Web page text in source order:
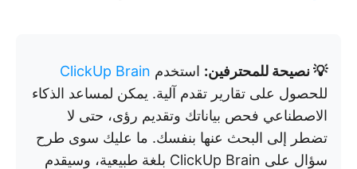
💡 نصيحة للمحترفين: استخدم ClickUp Brain
للحصول على تقارير تقدم آلية. يمكن لمساعد الذكاء
الاصطناعي فحص بياناتك وتقديم رؤى، حتى لا
تضطر إلى البحث عنها بنفسك. ما عليك سوى طرح
سؤال على ClickUp Brain بلغة طبيعية، وسيقدم